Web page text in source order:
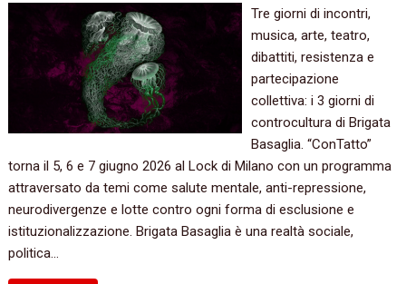
Tre giorni di incontri,
musica, arte, teatro,
dibattiti, resistenza e
partecipazione
collettiva: i 3 giorni di
controcultura di Brigata
Basaglia. “ConTatto”
torna il 5, 6 e 7 giugno 2026 al Lock di Milano con un programma
attraversato da temi come salute mentale, anti-repressione,
neurodivergenze e lotte contro ogni forma di esclusione e
istituzionalizzazione. Brigata Basaglia è una realtà sociale,
politica…